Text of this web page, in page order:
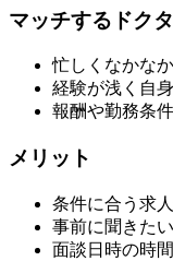
マッチするドク
忙しくなかな
経験が浅く自
報酬や勤務条
メリット
条件に合う求
事前に聞きた
面談日時の時